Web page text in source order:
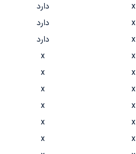
x دارد
x دارد
x دارد
x
x
x
x
x
x
x
x
x
x
x
x